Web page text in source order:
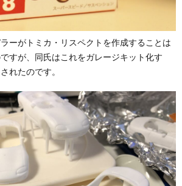
ーがトミカ・リスペクトを作成することは
すが、同氏はこれをガレージキット化す
れたのです。